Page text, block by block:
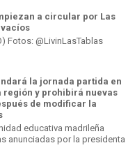
a circular por Las
Fotos: @LivinLasTablas
la jornada partida en
región y prohibirá nuevas
de modificar la
educativa madrileña
anunciadas por la presidenta